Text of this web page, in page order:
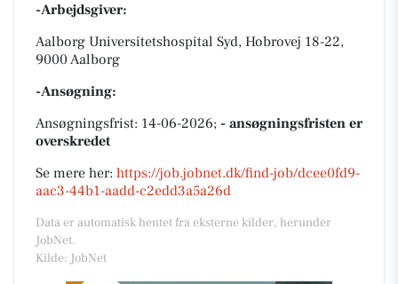
-Arbejdsgiver:
Aalborg Universitetshospital Syd, Hobrovej 18-22,
9000 Aalborg
-Ansøgning:
Ansøgningsfrist: 14-06-2026; - ansøgningsfristen er
overskredet
Se mere her: https://job.jobnet.dk/find-job/dcee0fd9-
aac3-44b1-aadd-c2edd3a5a26d
Data er automatisk hentet fra eksterne kilder, herunder
JobNet.
Kilde: JobNet